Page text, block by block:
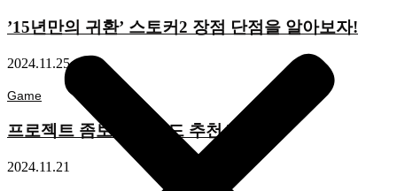
’15년만의 귀환’ 스토커2 장점 단점을 알아보자!
2024.11.25
Game
프로젝트 좀보이드 모드 추천 TOP 5
2024.11.21